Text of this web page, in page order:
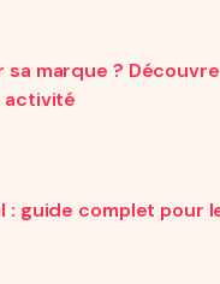
marque ?
activité
: guide complet pour